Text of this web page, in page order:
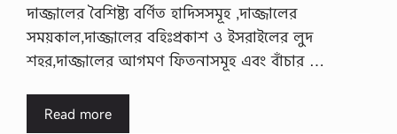
দাজ্জালের বৈশিষ্ট্য বর্ণিত হাদিসসমূহ ,দাজ্জালের
সময়কাল,দাজ্জালের বহিঃপ্রকাশ ও ইসরাইলের লুদ
শহর,দাজ্জালের আগমণ ফিতনাসমূহ এবং বাঁচার …
Read more